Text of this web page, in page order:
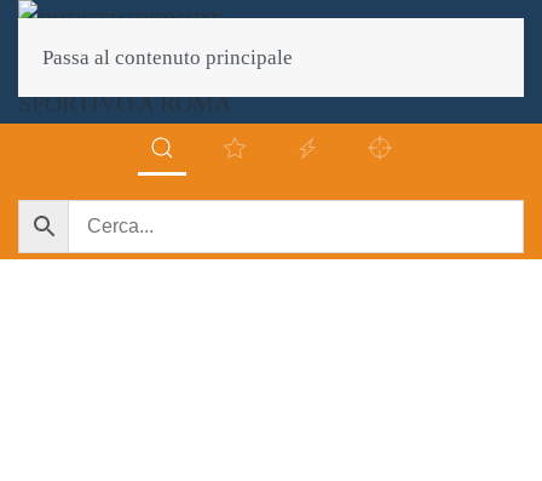
Passa al contenuto principale